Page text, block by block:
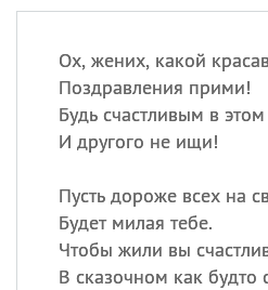
Ох, жених, какой
Поздравления прими!
Будь счастливым в
И другого не ищи!
Пусть дороже всех на
Будет милая тебе.
Чтобы жили вы
В сказочном как будто